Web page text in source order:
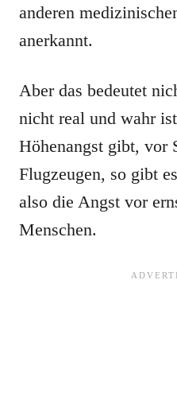
anderen
anerkannt.
Aber das bedeutet
nicht real und wahr
Höhenangst gibt, vor
Flugzeugen, so gibt
also die Angst vor
Menschen.